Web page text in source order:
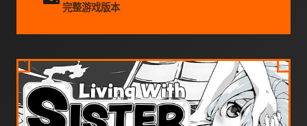
完整游戏版本